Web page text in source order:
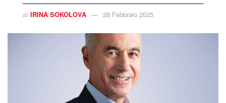
di IRINA SOKOLOVA 28 Febbraio 2025